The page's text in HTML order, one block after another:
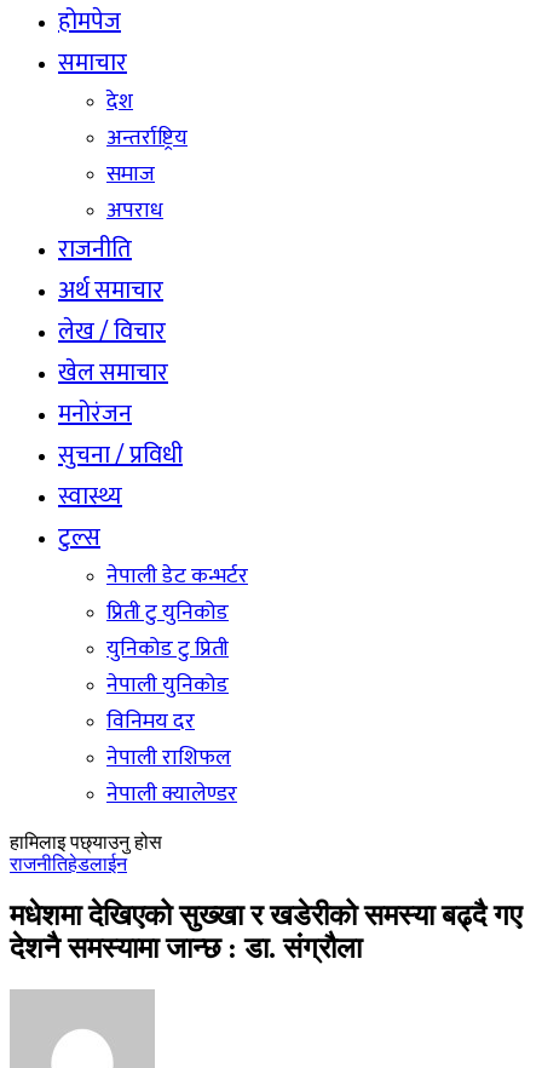
होमपेज
समाचार
देश
अन्तर्राष्ट्रिय
समाज
अपराध
राजनीति
अर्थ समाचार
लेख / विचार
खेल समाचार
मनोरंजन
सुचना / प्रविधी
स्वास्थ्य
टुल्स
नेपाली डेट कन्भर्टर
प्रिती टु युनिकोड
युनिकोड टु प्रिती
नेपाली युनिकोड
विनिमय दर
नेपाली राशिफल
नेपाली क्यालेण्डर
हामिलाइ पछ्याउनु होस
राजनीतिहेडलाईन
मधेशमा देखिएको सुख्खा र खडेरीको समस्या बढ्दै गए
देशनै समस्यामा जान्छ : डा. संग्रौला